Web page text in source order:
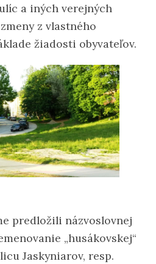
a iných verejných
z vlastného
žiadosti obyvateľov.
predložili názvoslovnej
„husákovskej“
Jaskyniarov, resp.